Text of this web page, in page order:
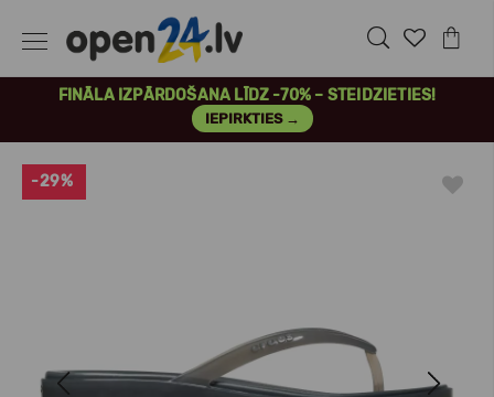
FINĀLA IZPĀRDOŠANA LĪDZ -70% – STEIDZIETIES!
IEPIRKTIES →
Previous Next
-29%